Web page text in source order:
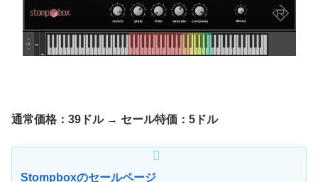
通常価格：39ドル→ セール特価：5ドル
Stompboxのセールページ